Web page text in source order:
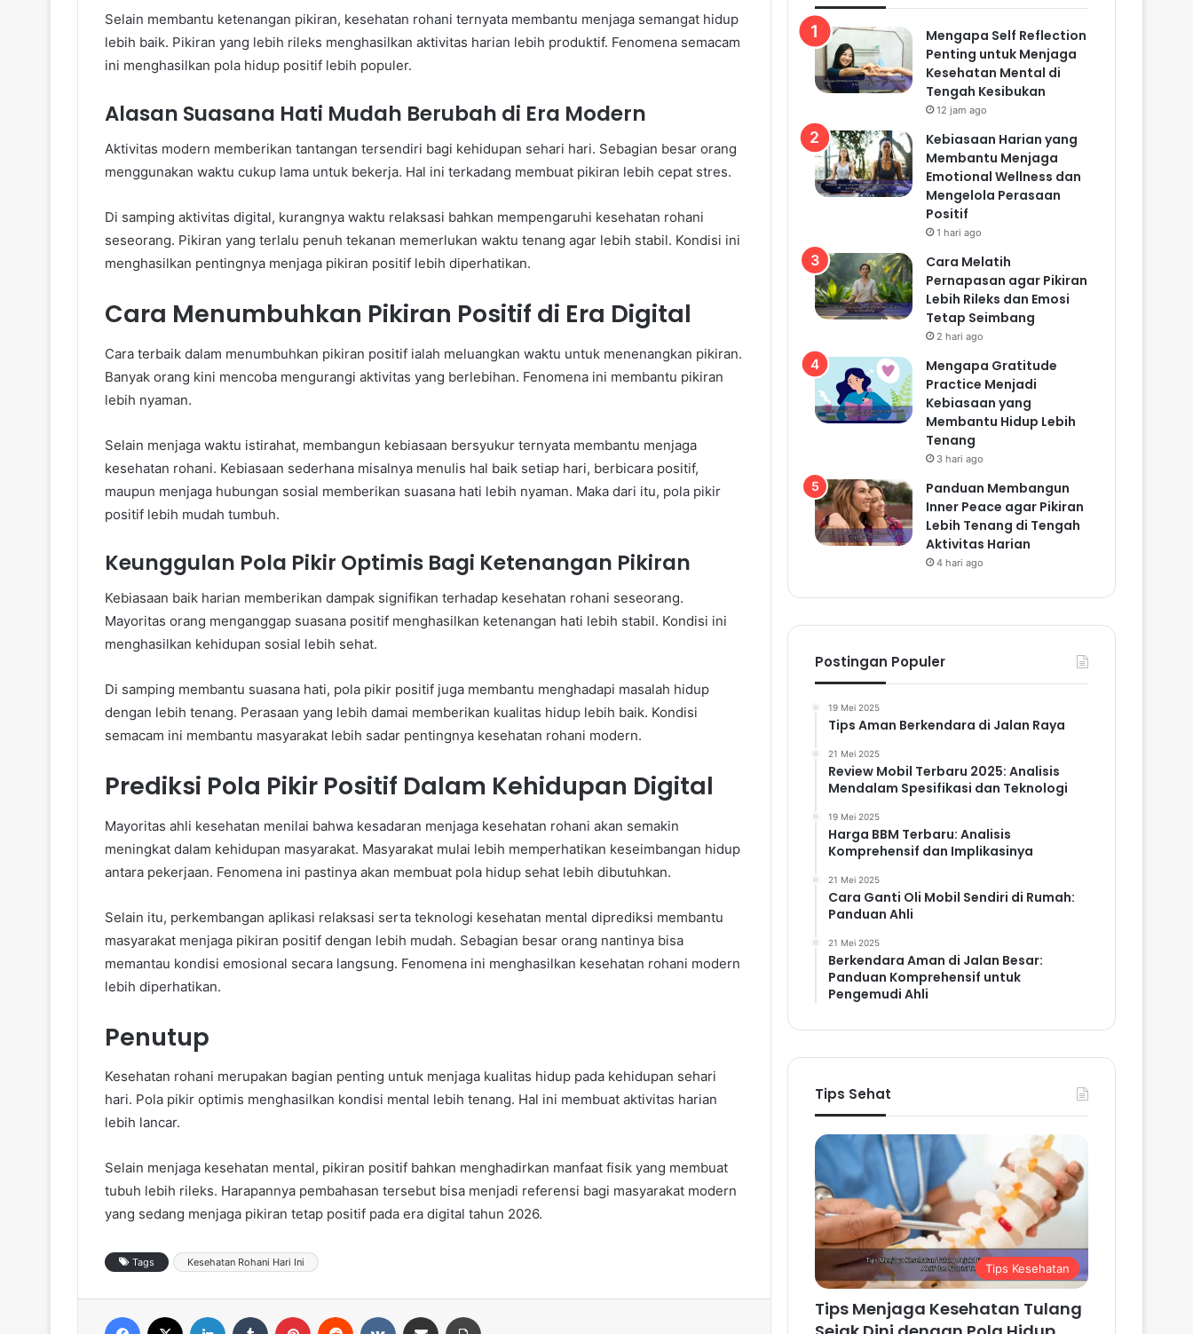
Selain membantu ketenangan pikiran, kesehatan rohani ternyata membantu menjaga semangat hidup
lebih baik. Pikiran yang lebih rileks menghasilkan aktivitas harian lebih produktif. Fenomena semacam
ini menghasilkan pola hidup positif lebih populer.
Alasan Suasana Hati Mudah Berubah di Era Modern
Aktivitas modern memberikan tantangan tersendiri bagi kehidupan sehari hari. Sebagian besar orang
menggunakan waktu cukup lama untuk bekerja. Hal ini terkadang membuat pikiran lebih cepat stres.
Di samping aktivitas digital, kurangnya waktu relaksasi bahkan mempengaruhi kesehatan rohani
seseorang. Pikiran yang terlalu penuh tekanan memerlukan waktu tenang agar lebih stabil. Kondisi ini
menghasilkan pentingnya menjaga pikiran positif lebih diperhatikan.
Cara Menumbuhkan Pikiran Positif di Era Digital
Cara terbaik dalam menumbuhkan pikiran positif ialah meluangkan waktu untuk menenangkan pikiran.
Banyak orang kini mencoba mengurangi aktivitas yang berlebihan. Fenomena ini membantu pikiran
lebih nyaman.
Selain menjaga waktu istirahat, membangun kebiasaan bersyukur ternyata membantu menjaga
kesehatan rohani. Kebiasaan sederhana misalnya menulis hal baik setiap hari, berbicara positif,
maupun menjaga hubungan sosial memberikan suasana hati lebih nyaman. Maka dari itu, pola pikir
positif lebih mudah tumbuh.
Keunggulan Pola Pikir Optimis Bagi Ketenangan Pikiran
Kebiasaan baik harian memberikan dampak signifikan terhadap kesehatan rohani seseorang.
Mayoritas orang menganggap suasana positif menghasilkan ketenangan hati lebih stabil. Kondisi ini
menghasilkan kehidupan sosial lebih sehat.
Di samping membantu suasana hati, pola pikir positif juga membantu menghadapi masalah hidup
dengan lebih tenang. Perasaan yang lebih damai memberikan kualitas hidup lebih baik. Kondisi
semacam ini membantu masyarakat lebih sadar pentingnya kesehatan rohani modern.
Prediksi Pola Pikir Positif Dalam Kehidupan Digital
Mayoritas ahli kesehatan menilai bahwa kesadaran menjaga kesehatan rohani akan semakin
meningkat dalam kehidupan masyarakat. Masyarakat mulai lebih memperhatikan keseimbangan hidup
antara pekerjaan. Fenomena ini pastinya akan membuat pola hidup sehat lebih dibutuhkan.
Selain itu, perkembangan aplikasi relaksasi serta teknologi kesehatan mental diprediksi membantu
masyarakat menjaga pikiran positif dengan lebih mudah. Sebagian besar orang nantinya bisa
memantau kondisi emosional secara langsung. Fenomena ini menghasilkan kesehatan rohani modern
lebih diperhatikan.
Penutup
Kesehatan rohani merupakan bagian penting untuk menjaga kualitas hidup pada kehidupan sehari
hari. Pola pikir optimis menghasilkan kondisi mental lebih tenang. Hal ini membuat aktivitas harian
lebih lancar.
Selain menjaga kesehatan mental, pikiran positif bahkan menghadirkan manfaat fisik yang membuat
tubuh lebih rileks. Harapannya pembahasan tersebut bisa menjadi referensi bagi masyarakat modern
yang sedang menjaga pikiran tetap positif pada era digital tahun 2026.
Tags Kesehatan Rohani Hari Ini
Mengapa Self Reflection
Penting untuk Menjaga
Kesehatan Mental di
Tengah Kesibukan
12 jam ago
Kebiasaan Harian yang
Membantu Menjaga
Emotional Wellness dan
Mengelola Perasaan
Positif
1 hari ago
Cara Melatih
Pernapasan agar Pikiran
Lebih Rileks dan Emosi
Tetap Seimbang
2 hari ago
Mengapa Gratitude
Practice Menjadi
Kebiasaan yang
Membantu Hidup Lebih
Tenang
3 hari ago
Panduan Membangun
Inner Peace agar Pikiran
Lebih Tenang di Tengah
Aktivitas Harian
4 hari ago
Postingan Populer
19 Mei 2025
Tips Aman Berkendara di Jalan Raya
21 Mei 2025
Review Mobil Terbaru 2025: Analisis
Mendalam Spesifikasi dan Teknologi
19 Mei 2025
Harga BBM Terbaru: Analisis
Komprehensif dan Implikasinya
21 Mei 2025
Cara Ganti Oli Mobil Sendiri di Rumah:
Panduan Ahli
21 Mei 2025
Berkendara Aman di Jalan Besar:
Panduan Komprehensif untuk
Pengemudi Ahli
Tips Sehat
Tips Kesehatan
Tips Menjaga Kesehatan Tulang